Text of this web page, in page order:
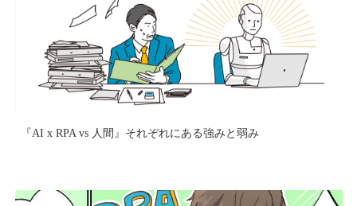
『AI x RPA vs 人間』それぞれにある強みと弱み